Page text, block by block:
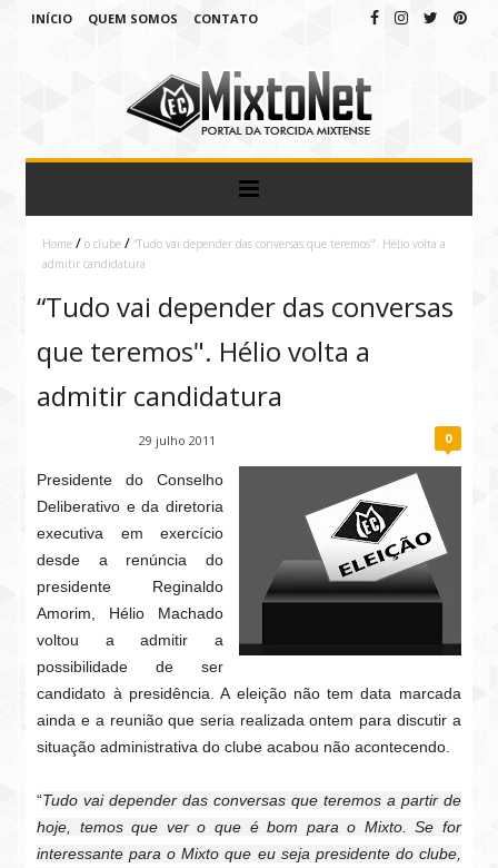
INÍCIO QUEM SOMOS CONTATO
Home / o clube / “Tudo vai depender das conversas que teremos". Hélio volta a
admitir candidatura
“Tudo vai depender das conversas
que teremos". Hélio volta a
admitir candidatura
29 julho 2011 0
Presidente do Conselho
Deliberativo e da diretoria
executiva em exercício
desde a renúncia do
presidente Reginaldo
Amorim, Hélio Machado
voltou a admitir a
possibilidade de ser
candidato à presidência. A eleição não tem data marcada
ainda e a reunião que seria realizada ontem para discutir a
situação administrativa do clube acabou não acontecendo.
“Tudo vai depender das conversas que teremos a partir de
hoje, temos que ver o que é bom para o Mixto. Se for
interessante para o Mixto que eu seja presidente do clube,